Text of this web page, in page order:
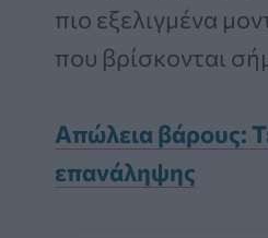
πιο εξελιγμένα
που βρίσκονται
Απώλεια βάρους:
επανάληψης